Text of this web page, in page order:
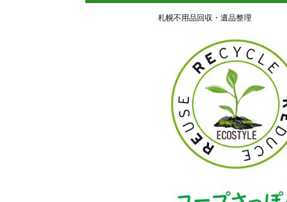
札幌不用品回収・遺品整理